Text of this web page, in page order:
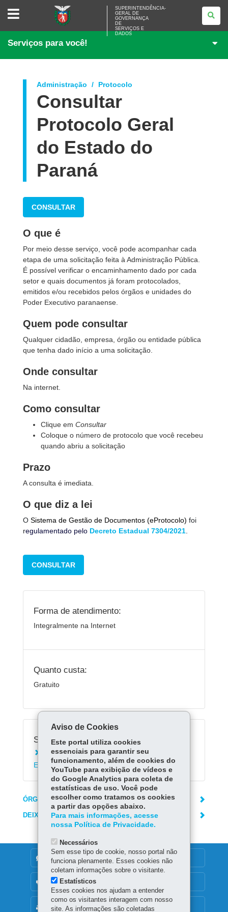
SUPERINTENDÊNCIA-
<BR>GOVERNANÇA
SERVIÇOS
DADOS
SUPERINTENDÊNCIA-
GERAL DE
GOVERNANÇA
DE
SERVIÇOS E
DADOS
Serviços para você!
Administração Protocolo
Consultar
Protocolo Geral
do Estado do
Paraná
CONSULTAR
O que é
Por meio desse serviço, você pode acompanhar cada
etapa de uma solicitação feita à Administração Pública.
É possível verificar o encaminhamento dado por cada
setor e quais documentos já foram protocolados,
emitidos e/ou recebidos pelos órgãos e unidades do
Poder Executivo paranaense.
Quem pode consultar
Qualquer cidadão, empresa, órgão ou entidade pública
que tenha dado início a uma solicitação.
Onde consultar
Na internet.
Como consultar
Clique em Consultar
Coloque o número de protocolo que você recebeu
quando abriu a solicitação
Prazo
A consulta é imediata.
O que diz a lei
O Sistema de Gestão de Documentos (eProtocolo) foi
regulamentado pelo Decreto Estadual 7304/2021
CONSULTAR
Forma de atendimento:
Integralmente na Internet
Quanto custa:
Gratuito
Serviços Relacionados:
Registrar solicitação no Protocolo Geral do
Estado do Paraná
ÓRGÃO RESPONSÁVEL
DEIXE SUA OPINIÃO
MAPA DO SITE
DENUNCIE CORRUPÇÃO
OUVIDORIA
Aviso de Cookies
Este portal utiliza cookies
essenciais para garantir seu
funcionamento, além de cookies do
YouTube para exibição de vídeos e
do Google Analytics para coleta de
estatísticas de uso. Você pode
escolher como tratamos os cookies
a partir das opções abaixo.
Para mais informações, acesse
nossa Política de Privacidade.
Necessários
Sem esse tipo de cookie, nosso portal não
funciona plenamente. Esses cookies não
coletam informações sobre o visitante.
Estatísticos
Esses cookies nos ajudam a entender
como os visitantes interagem com nosso
site. As informações são coletadas